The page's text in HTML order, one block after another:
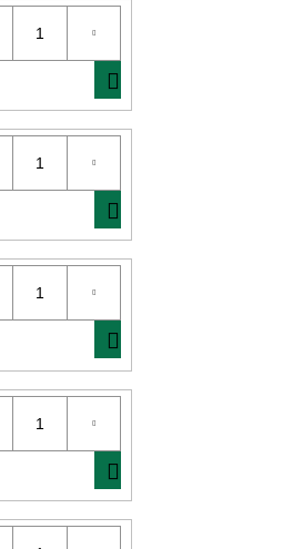
KOŠÍKA
KOŠÍKA
KOŠÍKA
KOŠÍKA